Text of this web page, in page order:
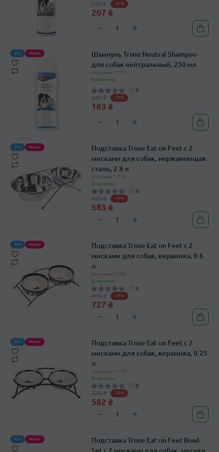
259 ₴ -20%
207 ₴
Хит Акция
Шампунь Trixie Neutral Shampoo
для собак нейтральный, 250 мл
Код товара: 37614
В наличии
0
229 ₴ -20%
183 ₴
Хит Акция
Подставка Trixie Eat on Feet с 2
мисками для собак, нержавеющая
сталь, 2.8 л
Код товара: 37766
В наличии
0
729 ₴ -20%
583 ₴
Хит Акция
Подставка Trixie Eat on Feet с 2
мисками для собак, керамика, 0.6
л
Код товара: 37763
В наличии
0
909 ₴ -20%
727 ₴
Хит Акция
Подставка Trixie Eat on Feet с 2
мисками для собак, керамика, 0.25
л
Код товара: 37730
В наличии
0
728 ₴ -20%
582 ₴
Хит Акция
Подставка Trixie Eat on Feet Bowl